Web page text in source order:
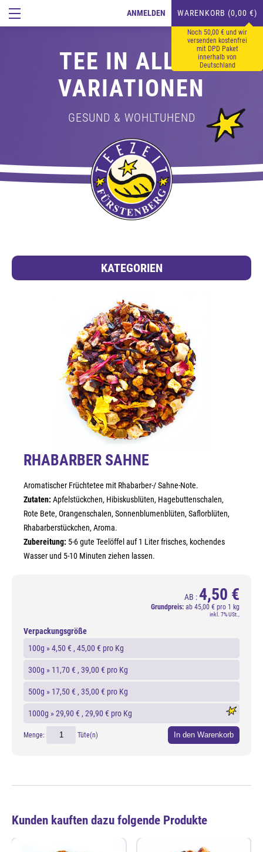
ANMELDEN WARENKORB (0,00 €)
Noch 50,00 € und wir
versenden kostenfrei
mit DPD Paket
innerhalb von
Deutschland
TEE IN ALLEN
VARIATIONEN
GESUND & WOHLTUHEND
KATEGORIEN
RHABARBER SAHNE
Aromatischer Früchtetee mit Rhabarber-/ Sahne-Note.
Zutaten: Apfelstückchen, Hibiskusblüten, Hagebuttenschalen,
Rote Bete, Orangenschalen, Sonnenblumenblüten, Saflorblüten,
Rhabarberstückchen, Aroma.
Zubereitung: 5-6 gute Teelöffel auf 1 Liter frisches, kochendes
Wasser und 5-10 Minuten ziehen lassen.
AB : 4,50 €
Grundpreis: ab 45,00 € pro 1 kg
inkl. 7% USt.,
Verpackungsgröße
100g »4,50 € , 45,00 € pro Kg
300g » 11,70 € , 39,00 € pro Kg
500g » 17,50 € , 35,00 € pro Kg
1000g »29,90 € , 29,90 € pro Kg
Menge: Tüte(n) In den Warenkorb
Kunden kauften dazu folgende Produkte